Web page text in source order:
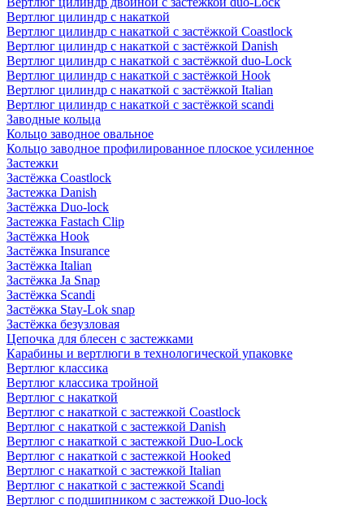
Вертлюг цилиндр с накаткой
Вертлюг цилиндр с накаткой с застёжкой Coastlock
Вертлюг цилиндр с накаткой с застёжкой Danish
Вертлюг цилиндр с накаткой с застёжкой duo-Lock
Вертлюг цилиндр с накаткой с застёжкой Hook
Вертлюг цилиндр с накаткой с застёжкой Italian
Вертлюг цилиндр с накаткой с застёжкой scandi
Заводные кольца
Кольцо заводное овальное
Кольцо заводное профилированное плоское усиленное
Застежки
Застёжка Coastlock
Застежка Danish
Застёжка Duo-lock
Застежка Fastach Clip
Застёжка Hook
Застёжка Insurance
Застёжка Italian
Застёжка Ja Snap
Застёжка Scandi
Застёжка Stay-Lok snap
Застёжка безузловая
Цепочка для блесен с застежками
Карабины и вертлюги в технологической упаковке
Вертлюг классика
Вертлюг классика тройной
Вертлюг с накаткой
Вертлюг с накаткой с застежкой Coastlock
Вертлюг с накаткой с застежкой Danish
Вертлюг с накаткой с застежкой Duo-Lock
Вертлюг с накаткой с застежкой Hooked
Вертлюг с накаткой с застежкой Italian
Вертлюг с накаткой с застежкой Scandi
Вертлюг с подшипником с застежкой Duo-lock